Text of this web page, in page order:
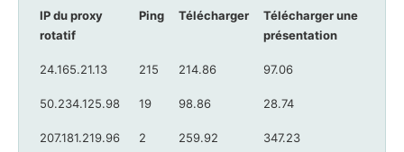
IP du proxy
rotatif
Ping Télécharger
Télécharger une
présentation
24.165.21.13 215 214.86 97.06
50.234.125.98 19 98.86 28.74
207.181.219.96 2 259.92 347.23